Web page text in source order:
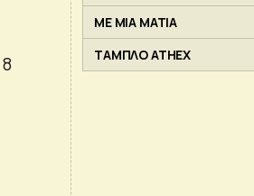
ΜΕ ΜΙΑ ΜΑΤΙΑ
ΤΑΜΠΛΟ ATHEX